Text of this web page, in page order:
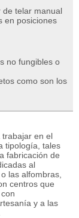
de telar manual
en posiciones
no fungibles o
como son los
trabajar en el
tipología, tales
fabricación de
al
las alfombras,
centros que
y a las